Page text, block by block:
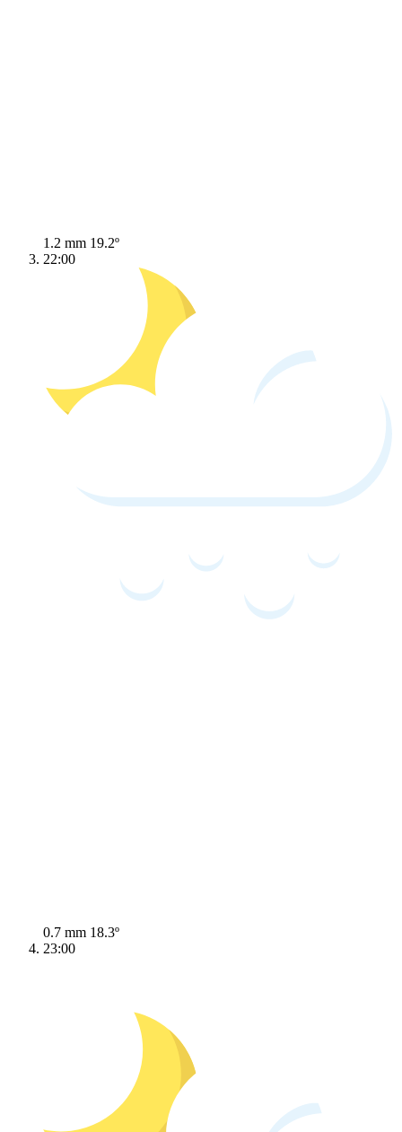
1.2 mm 19.2º
22:00
0.7 mm 18.3º
23:00